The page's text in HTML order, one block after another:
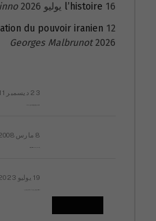
l’histoire 16 يوليو 2026
du pouvoir iranien
2026
Georges Malbrunot
23 ديسمبر 2011
8 مارس 2008
19 يوليو 2023